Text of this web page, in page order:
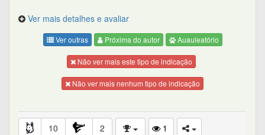
Ver mais detalhes e avaliar
Ver outras Próxima do autor Auauleatório
Não ver mais este tipo de indicação
Não ver mais nenhum tipo de indicação
10 2
1